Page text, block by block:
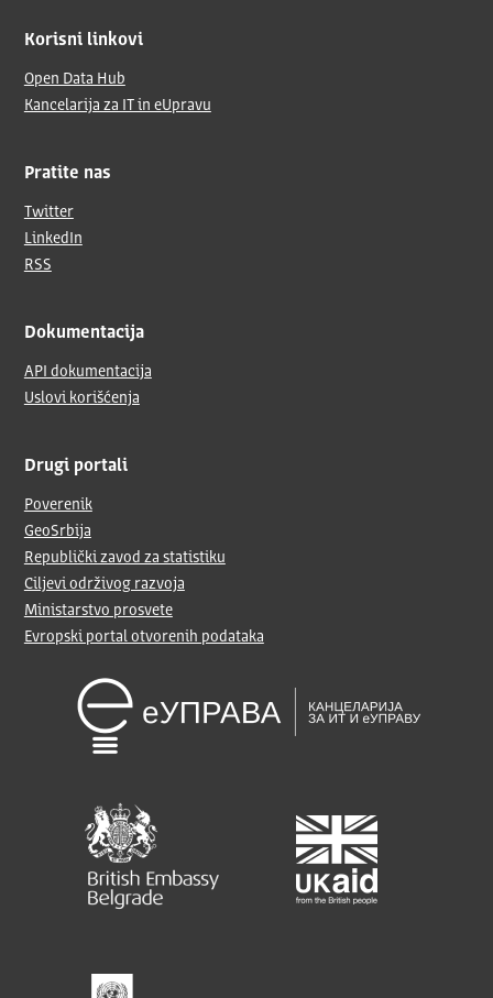
Korisni linkovi
Open Data Hub
Kancelarija za IT in eUpravu
Pratite nas
Twitter
LinkedIn
RSS
Dokumentacija
API dokumentacija
Uslovi korišćenja
Drugi portali
Poverenik
GeoSrbija
Republički zavod za statistiku
Ciljevi održivog razvoja
Ministarstvo prosvete
Evropski portal otvorenih podataka